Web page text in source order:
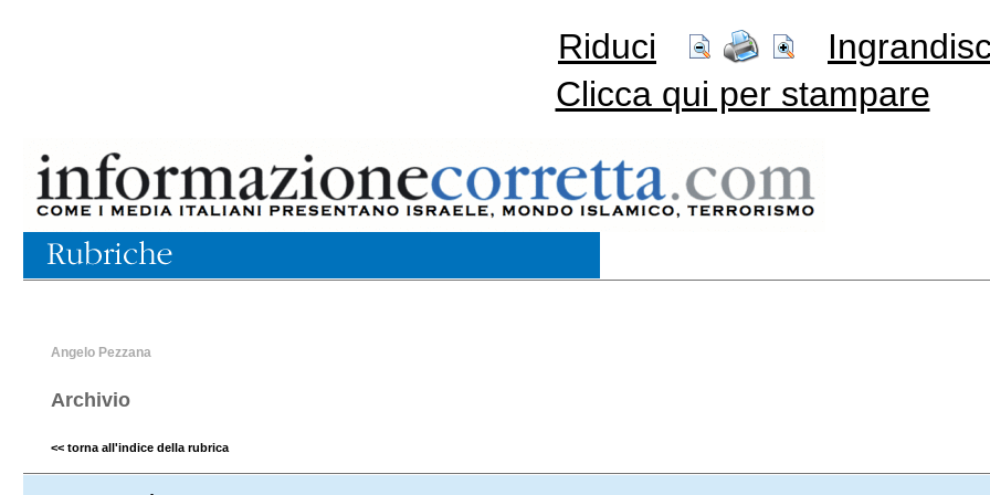
Riduci
Clicca qui per stampare
Angelo Pezzana
Archivio
<< torna all'indice della rubrica